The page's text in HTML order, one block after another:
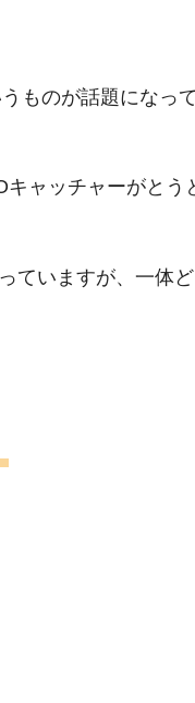
うものが話題になっ
ャッチャーがとう
ていますが、一体